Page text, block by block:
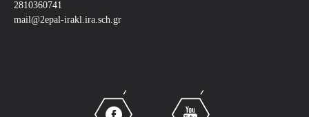
2810360741
mail@2epal-irakl.ira.sch.gr